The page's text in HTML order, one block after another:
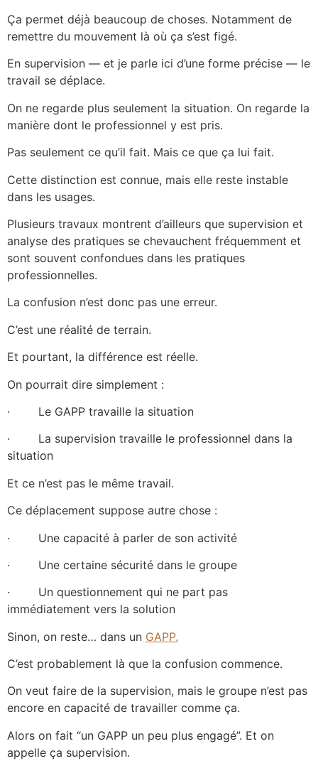
Ça permet déjà beaucoup de choses. Notamment de
remettre du mouvement là où ça s’est figé.
En supervision — et je parle ici d’une forme précise — le
travail se déplace.
On ne regarde plus seulement la situation. On regarde la
manière dont le professionnel y est pris.
Pas seulement ce qu’il fait. Mais ce que ça lui fait.
Cette distinction est connue, mais elle reste instable
dans les usages.
Plusieurs travaux montrent d’ailleurs que supervision et
analyse des pratiques se chevauchent fréquemment et
sont souvent confondues dans les pratiques
professionnelles.
La confusion n’est donc pas une erreur.
C’est une réalité de terrain.
Et pourtant, la différence est réelle.
On pourrait dire simplement :
· Le GAPP travaille la situation
· La supervision travaille le professionnel dans la
situation
Et ce n’est pas le même travail.
Ce déplacement suppose autre chose :
· Une capacité à parler de son activité
· Une certaine sécurité dans le groupe
· Un questionnement qui ne part pas
immédiatement vers la solution
Sinon, on reste… dans un GAPP.
C’est probablement là que la confusion commence.
On veut faire de la supervision, mais le groupe n’est pas
encore en capacité de travailler comme ça.
Alors on fait “un GAPP un peu plus engagé”. Et on
appelle ça supervision.